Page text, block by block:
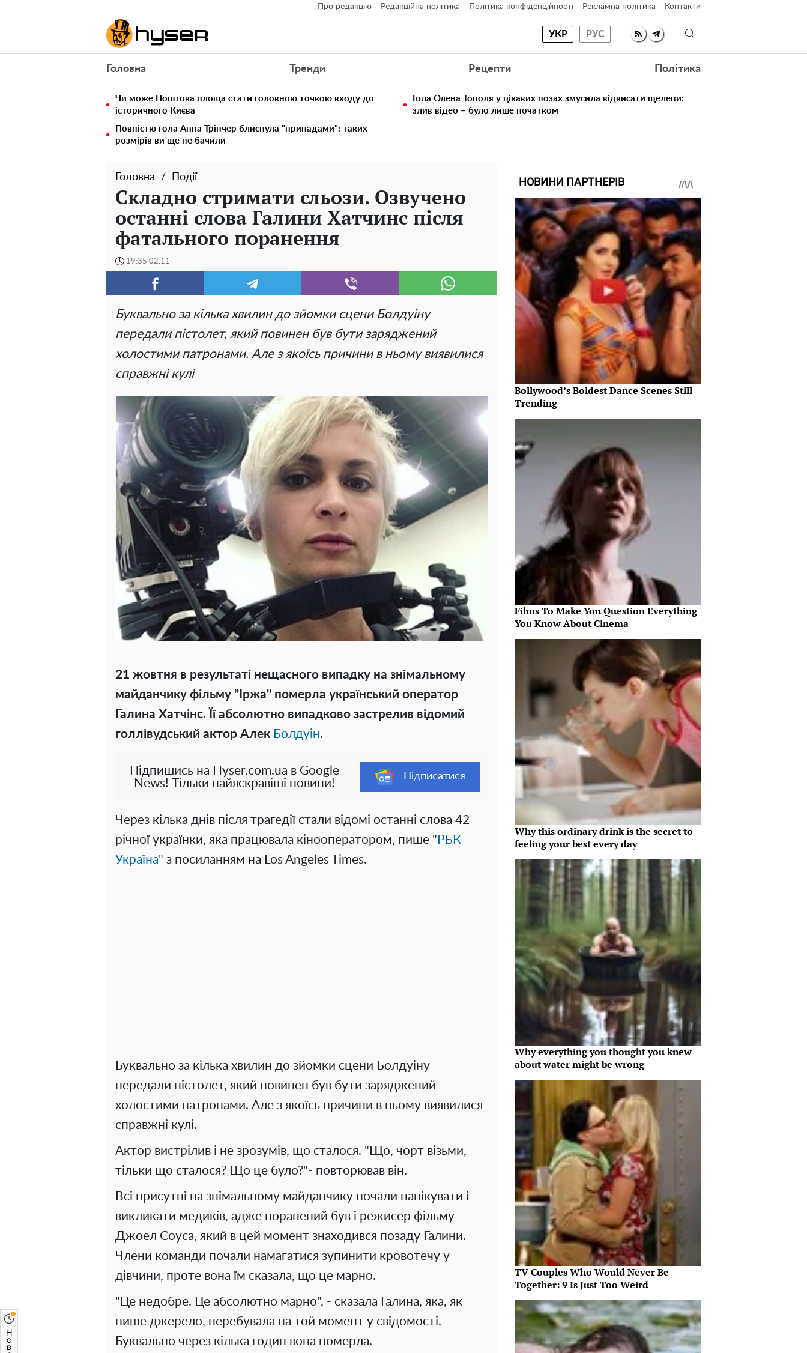
Про редакцію Редакційна політика Політика конфіденційності Рекламна політика Контакти
УКР РУС
Головна Тренди Рецепти Політика
Чи може Поштова площа стати головною точкою входу до
історичного Києва
Гола Олена Тополя у цікавих позах змусила відвисати щелепи:
злив відео – було лише початком
Повністю гола Анна Трінчер блиснула "принадами": таких
розмірів ви ще не бачили
Головна Події
Складно стримати сльози. Озвучено
останні слова Галини Хатчинс після
фатального поранення
19:35 02.11
Буквально за кілька хвилин до зйомки сцени Болдуіну
передали пістолет, який повинен був бути заряджений
холостими патронами. Але з якоїсь причини в ньому виявилися
справжні кулі
21 жовтня в результаті нещасного випадку на знімальному
майданчику фільму "Іржа" померла український оператор
Галина Хатчінс. Її абсолютно випадково застрелив відомий
голлівудський актор Алек Болдуін.
Підпишись на Hyser.com.ua в Google
News! Тільки найяскравіші новини!
Підписатися
Через кілька днів після трагедії стали відомі останні слова 42-
річної українки, яка працювала кінооператором, пише " РБК-
Україна" з посиланням на Los Angeles Times.
Буквально за кілька хвилин до зйомки сцени Болдуіну
передали пістолет, який повинен був бути заряджений
холостими патронами. Але з якоїсь причини в ньому виявилися
справжні кулі.
Актор вистрілив і не зрозумів, що сталося. "Що, чорт візьми,
тільки що сталося? Що це було?"- повторював він.
Всі присутні на знімальному майданчику почали панікувати і
викликати медиків, адже поранений був і режисер фільму
Джоел Соуса, який в цей момент знаходився позаду Галини.
Члени команди почали намагатися зупинити кровотечу у
дівчини, проте вона їм сказала, що це марно.
"Це недобре. Це абсолютно марно", - сказала Галина, яка, як
пише джерело, перебувала на той момент у свідомості.
Буквально через кілька годин вона померла.
НОВИНИ ПАРТНЕРІВ
Bollywood’s Boldest Dance Scenes Still
Trending
Films To Make You Question Everything
You Know About Cinema
Why this ordinary drink is the secret to
feeling your best every day
Why everything you thought you knew
about water might be wrong
TV Couples Who Would Never Be
Together: 9 Is Just Too Weird